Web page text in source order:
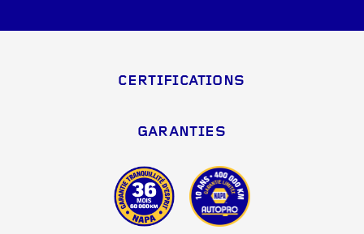
CERTIFICATIONS
GARANTIES